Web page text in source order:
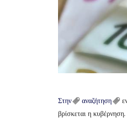
Στην αναζήτηση
βρίσκεται η κυβέρνηση.